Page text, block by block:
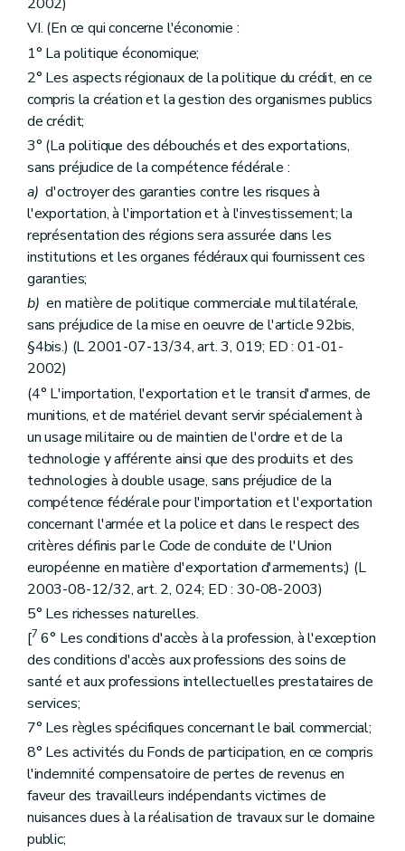
VI. (En ce qui concerne l'économie :
1° La politique économique;
2° Les aspects régionaux de la politique du crédit, en ce
compris la création et la gestion des organismes publics
de crédit;
3° (La politique des débouchés et des exportations,
sans préjudice de la compétence fédérale :
a) d'octroyer des garanties contre les risques à
l'exportation, à l'importation et à l'investissement; la
représentation des régions sera assurée dans les
institutions et les organes fédéraux qui fournissent ces
garanties;
b) en matière de politique commerciale multilatérale,
sans préjudice de la mise en oeuvre de l'article 92bis,
§4bis.) (L 2001-07-13/34, art. 3, 019; ED : 01-01-
2002)
(4° L'importation, l'exportation et le transit d'armes, de
munitions, et de matériel devant servir spécialement à
un usage militaire ou de maintien de l'ordre et de la
technologie y afférente ainsi que des produits et des
technologies à double usage, sans préjudice de la
compétence fédérale pour l'importation et l'exportation
concernant l'armée et la police et dans le respect des
critères définis par le Code de conduite de l'Union
européenne en matière d'exportation d'armements;) (L
2003-08-12/32, art. 2, 024; ED : 30-08-2003)
5° Les richesses naturelles.
[7 6° Les conditions d'accès à la profession, à l'exception
des conditions d'accès aux professions des soins de
santé et aux professions intellectuelles prestataires de
services;
7° Les règles spécifiques concernant le bail commercial;
8° Les activités du Fonds de participation, en ce compris
l'indemnité compensatoire de pertes de revenus en
faveur des travailleurs indépendants victimes de
nuisances dues à la réalisation de travaux sur le domaine
public;